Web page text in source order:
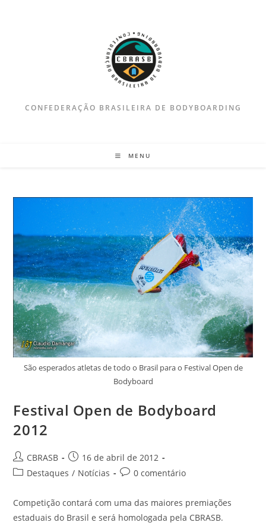
CONFEDERAÇÃO BRASILEIRA DE BODYBOARDING
MENU
São esperados atletas de todo o Brasil para o Festival Open de
Bodyboard
Festival Open de Bodyboard
2012
Autor
do
CBRASB
Post
publicado:
16 de abril de 2012
Categoria
post:
Destaques / Notícias
Comentários
post:
0 comentário
Competição contará com uma das maiores premiações
estaduais do Brasil e será homologada pela CBRASB.